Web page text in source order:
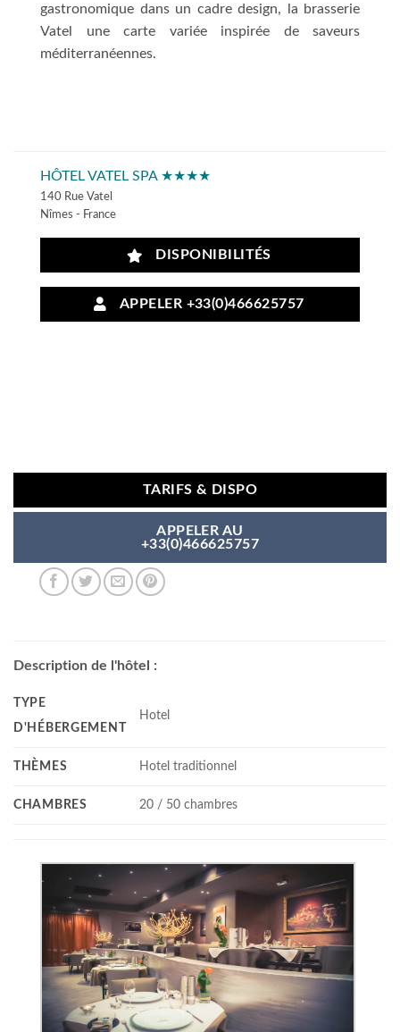
gastronomique dans un cadre design, la brasserie
Vatel une carte variée inspirée de saveurs
méditerranéennes.
HÔTEL VATEL SPA ★★★★
140 Rue Vatel
Nîmes - France
DISPONIBILITÉS
APPELER +33(0)466625757
TARIFS & DISPO
APPELER AU
+33(0)466625757
Description de l'hôtel :
TYPE
D'HÉBERGEMENT
Hotel
THÈMES Hotel traditionnel
CHAMBRES 20 / 50 chambres